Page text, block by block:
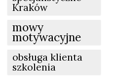
Kraków
mowy
motywacyjne
obsługa klienta
szkolenia